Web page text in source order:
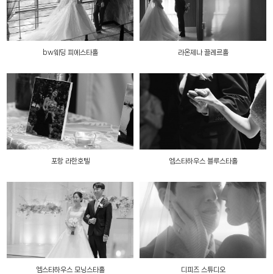
bw웨딩 피에스타홀 라온제나 끌레르홀
포항 라한호텔 엠스타하우스 블루스타홀
엠스타하우스 모닝스타홀 디피즈 스튜디오